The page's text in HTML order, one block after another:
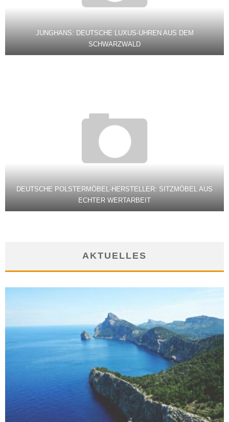
JUNGHANS: DEUTSCHE LUXUS-UHREN AUS DEM
SCHWARZWALD
DEUTSCHE POLSTERMÖBEL-HERSTELLER: SITZMÖBEL AUS
ECHTER WERTARBEIT
AKTUELLES